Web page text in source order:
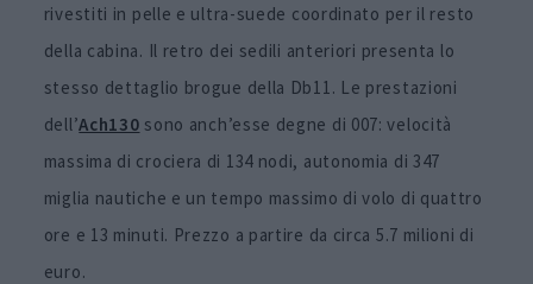
rivestiti in pelle e ultra-suede coordinato per il resto
della cabina. Il retro dei sedili anteriori presenta lo
stesso dettaglio brogue della Db11. Le prestazioni
dell’Ach130 sono anch’esse degne di 007: velocità
massima di crociera di 134 nodi, autonomia di 347
miglia nautiche e un tempo massimo di volo di quattro
ore e 13 minuti. Prezzo a partire da circa 5.7 milioni di
euro.